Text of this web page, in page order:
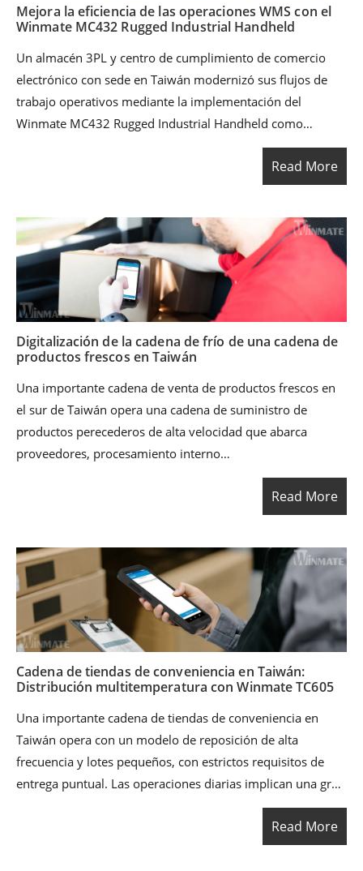
Mejora la eficiencia de las operaciones WMS con el
Winmate MC432 Rugged Industrial Handheld
Un almacén 3PL y centro de cumplimiento de comercio
electrónico con sede en Taiwán modernizó sus flujos de
trabajo operativos mediante la implementación del
Winmate MC432 Rugged Industrial Handheld como
dispositivo móvil principal para tareas basadas en códigos
de barras. Integrado con un WMS (Sistema de Gestión de
Almacenes) existente y conectado a sistemas ERP / de
menos errores de picking y visibilidad de inventario en
tiempo real, sin depender de procesos en papel.
Read More
Digitalización de la cadena de frío de una cadena de
productos frescos en Taiwán
Una importante cadena de venta de productos frescos en
el sur de Taiwán opera una cadena de suministro de
productos perecederos de alta velocidad que abarca
proveedores, procesamiento interno
(corte/empaque/etiquetado), centros de distribución
regionales (DC) y reposición diaria en las tiendas. Con
zonas de temperatura ambiente, refrigerada y congelada
ejecución rápida y precisa en cada punto de transferencia,
especialmente para la trazabilidad de lotes, control de
caducidad y recepción en tienda.
Read More
Cadena de tiendas de conveniencia en Taiwán:
Distribución multitemperatura con Winmate TC605
Una importante cadena de tiendas de conveniencia en
Taiwán opera con un modelo de reposición de alta
frecuencia y lotes pequeños, con estrictos requisitos de
entrega puntual. Las operaciones diarias implican una gran
cantidad de SKU y múltiples olas de distribución,
abarcando categorías de ambiente, alimentos frescos,
refrigerados y congelados. Los centros de distribución
Read More